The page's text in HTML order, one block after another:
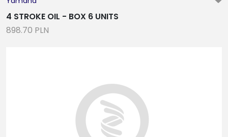
4 STROKE OIL - BOX 6 UNITS
898.70 PLN